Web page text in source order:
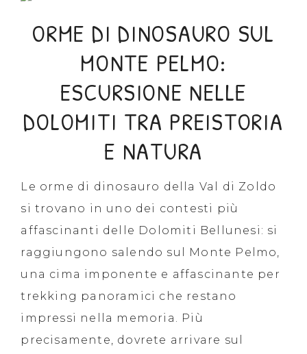
ORME DI DINOSAURO SUL
MONTE PELMO:
ESCURSIONE NELLE
DOLOMITI TRA PREISTORIA
E NATURA
Le orme di dinosauro della Val di Zoldo
si trovano in uno dei contesti più
affascinanti delle Dolomiti Bellunesi: si
raggiungono salendo sul Monte Pelmo,
una cima imponente e affascinante per
trekking panoramici che restano
impressi nella memoria. Più
precisamente, dovrete arrivare sul